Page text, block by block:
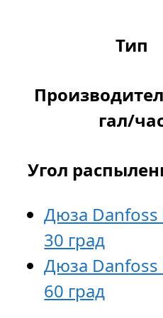
Тип
гал/
Угол
Дюза Danfoss
30 град
Дюза Danfoss
60 град